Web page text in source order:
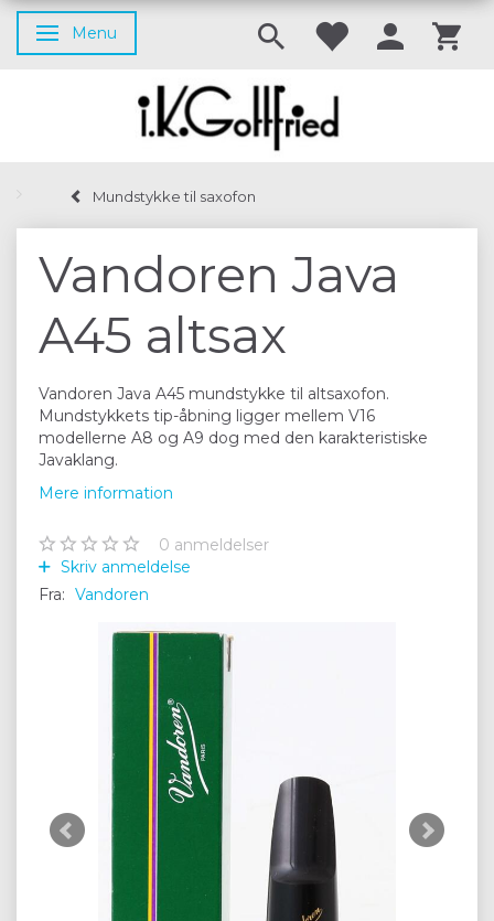
Skifte navigation
Menu
Mundstykke til saxofon
Vandoren Java
A45 altsax
Vandoren Java A45 mundstykke til altsaxofon.
Mundstykkets tip-åbning ligger mellem V16
modellerne A8 og A9 dog med den karakteristiske
Javaklang.
Mere information
0 anmeldelser
Skriv anmeldelse
Fra: Vandoren